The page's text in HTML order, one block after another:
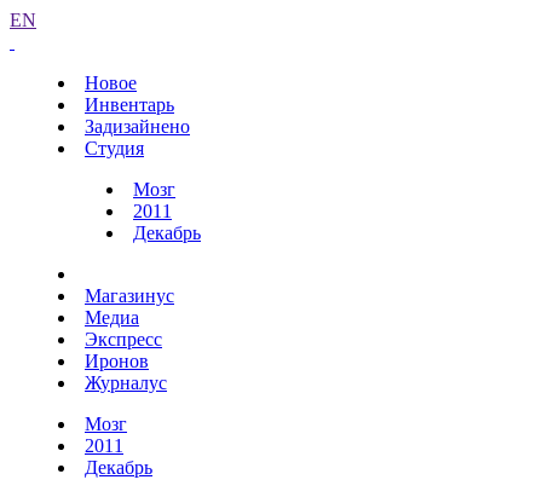
EN
Новое
Инвентарь
Задизайнено
Студия
Мозг
2011
Декабрь
Магазинус
Медиа
Экспресс
Иронов
Журналус
Мозг
2011
Декабрь